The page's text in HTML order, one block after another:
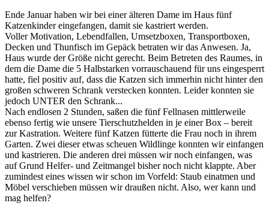
Ende Januar haben wir bei einer älteren Dame im Haus fünf
Katzenkinder eingefangen, damit sie kastriert werden.
Voller Motivation, Lebendfallen, Umsetzboxen, Transportboxen,
Decken und Thunfisch im Gepäck betraten wir das Anwesen. Ja,
Haus wurde der Größe nicht gerecht. Beim Betreten des Raumes, in
dem die Dame die 5 Halbstarken vorrauschauend für uns eingesperrt
hatte, fiel positiv auf, dass die Katzen sich immerhin nicht hinter den
großen schweren Schrank verstecken konnten. Leider konnten sie
jedoch UNTER den Schrank...
Nach endlosen 2 Stunden, saßen die fünf Fellnasen mittlerweile
ebenso fertig wie unsere Tierschutzhelden in je einer Box – bereit
zur Kastration. Weitere fünf Katzen fütterte die Frau noch in ihrem
Garten. Zwei dieser etwas scheuen Wildlinge konnten wir einfangen
und kastrieren. Die anderen drei müssen wir noch einfangen, was
auf Grund Helfer- und Zeitmangel bisher noch nicht klappte. Aber
zumindest eines wissen wir schon im Vorfeld: Staub einatmen und
Möbel verschieben müssen wir draußen nicht. Also, wer kann und
mag helfen?